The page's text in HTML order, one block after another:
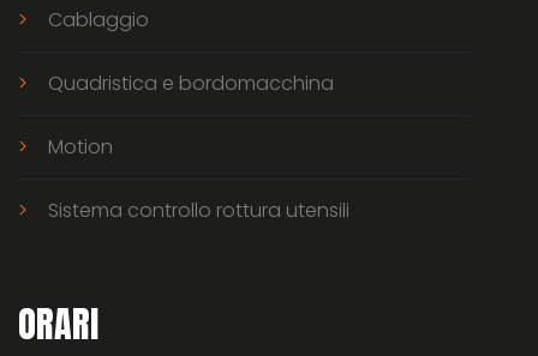
Cablaggio
Quadristica e bordomacchina
Motion
Sistema controllo rottura utensili
ORARI